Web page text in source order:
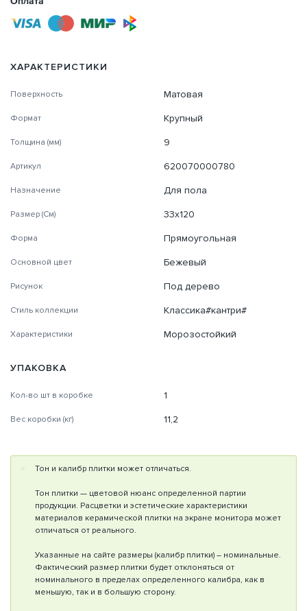
ХАРАКТЕРИСТИКИ
Поверхность Матовая
Формат Крупный
Толщина (мм) 9
Артикул 620070000780
Назначение Для пола
Размер (См) 33х120
Форма Прямоугольная
Основной цвет Бежевый
Рисунок Под дерево
Стиль коллекции Классика#кантри#
Характеристики Морозостойкий
УПАКОВКА
Кол-во шт в коробке 1
Вес коробки (кг) 11,2
Тон и калибр плитки может отличаться.
Тон плитки — цветовой нюанс определенной партии
продукции. Расцветки и эстетические характеристики
материалов керамической плитки на экране монитора может
отличаться от реального.
Указанные на сайте размеры (калибр плитки) – номинальные.
Фактический размер плитки будет отклоняться от
номинального в пределах определенного калибра, как в
меньшую, так и в большую сторону.